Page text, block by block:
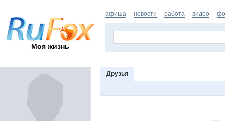
Моя жизнь
афиша новости работа видео
Друзья